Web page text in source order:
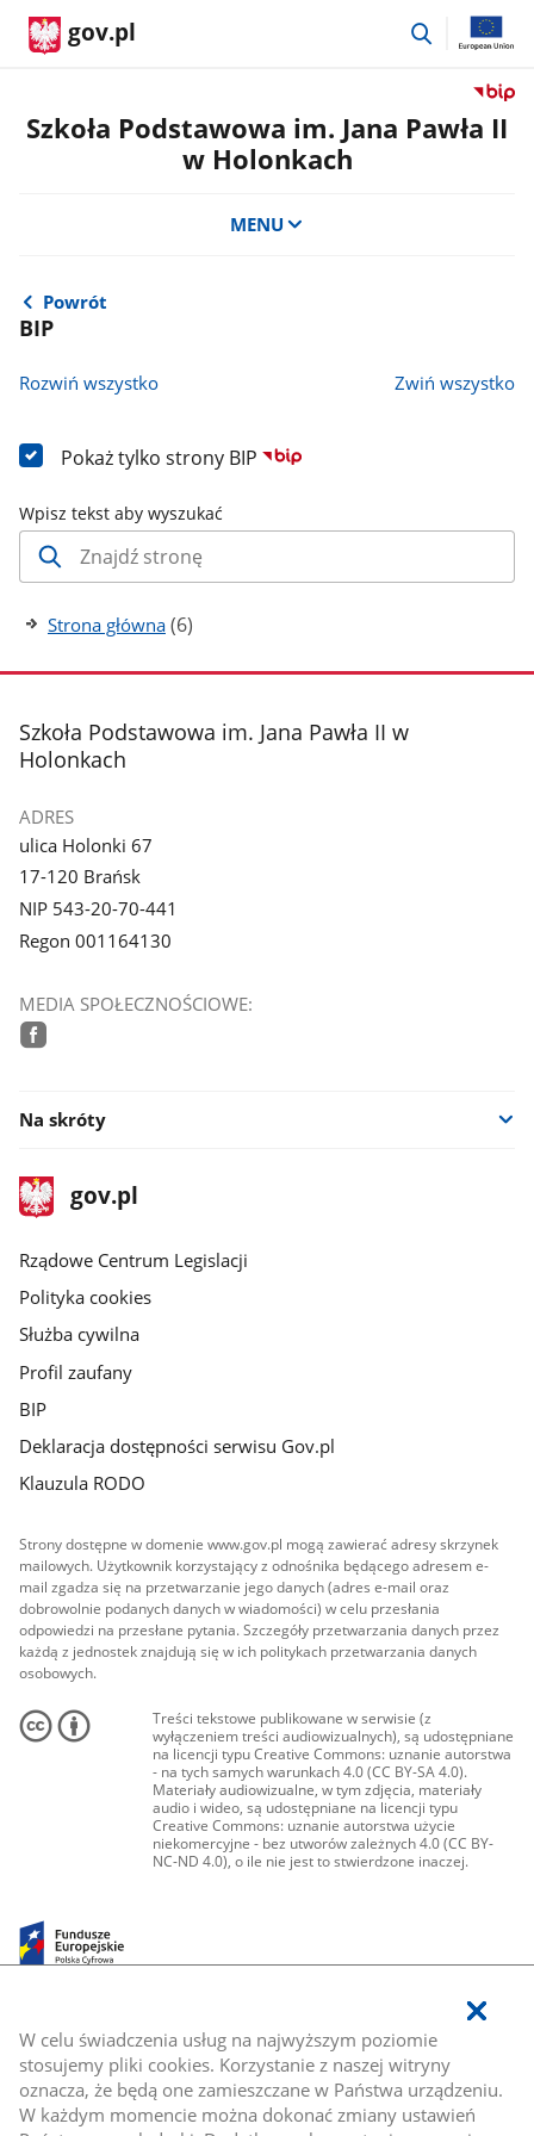
W celu świadczenia usług na najwyższym poziomie
stosujemy pliki cookies. Korzystanie z naszej witryny
oznacza, że będą one zamieszczane w Państwa urządzeniu.
W każdym momencie można dokonać zmiany ustawień
gov.pl
przejdź
Przejdź
do
w
Szkoła Podstawowa im. Jana Pawła II
w Holonkach
MENU
Powrót
BIP
Rozwiń wszystko Zwiń wszystko
Pokaż tylko strony BIP
Wpisz tekst aby wyszukać
Strona główna liczba
(6)
stopka
Szkoła Podstawowa im. Jana Pawła II w
Holonkach
ADRES
ulica Holonki 67
17-120 Brańsk
NIP 543-20-70-441
Regon 001164130
MEDIA SPOŁECZNOŚCIOWE:
Na skróty
stopka
gov.plStrona
gov.pl
Rządowe Centrum Legislacji
Polityka cookies
Służba cywilna
Profil zaufany
BIP
Deklaracja dostępności serwisu Gov.pl
Klauzula RODO
Strony dostępne w domenie www.gov.pl mogą zawierać adresy skrzynek
mailowych. Użytkownik korzystający z odnośnika będącego adresem e-
mail zgadza się na przetwarzanie jego danych (adres e-mail oraz
dobrowolnie podanych danych w wiadomości) w celu przesłania
odpowiedzi na przesłane pytania. Szczegóły przetwarzania danych przez
każdą z jednostek znajdują się w ich politykach przetwarzania danych
osobowych.
Treści tekstowe publikowane w serwisie (z
wyłączeniem treści audiowizualnych), są udostępniane
na licencji typu Creative Commons: uznanie autorstwa
- na tych samych warunkach 4.0 (CC BY-SA 4.0).
Materiały audiowizualne, w tym zdjęcia, materiały
audio i wideo, są udostępniane na licencji typu
Creative Commons: uznanie autorstwa użycie
niekomercyjne - bez utworów zależnych 4.0 (CC BY-
NC-ND 4.0), o ile nie jest to stwierdzone inaczej.